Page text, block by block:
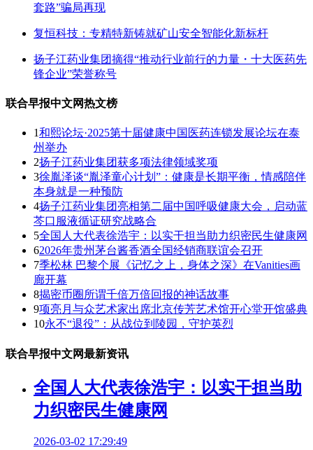
套路”骗局再现
复恒科技：专精特新铸就矿山安全智能化新标杆
扬子江药业集团摘得“推动行业前行的力量・十大医药先
锋企业”荣誉称号
联合早报中文网热文榜
1和熙论坛·2025第十届健康中国医药连锁发展论坛在泰
州举办
2扬子江药业集团获多项法律领域奖项
3徐胤泽谈“胤泽童心计划”：健康是长期平衡，情感陪伴
本身就是一种预防
4扬子江药业集团亮相第二届中国呼吸健康大会，启动蓝
芩口服液循证研究战略合
5全国人大代表徐浩宇：以实干担当助力织密民生健康网
62026年贵州茅台酱香酒全国经销商联谊会召开
7季松林 巴黎个展《记忆之上，身体之深》在Vanities画
廊开幕
8揭密币圈所谓千倍万倍回报的神话故事
9项亮月与众艺术家出席北京传芳艺术馆开心堂开馆盛典
10永不“退役”：从战位到陵园，守护英烈
联合早报中文网最新资讯
全国人大代表徐浩宇：以实干担当助
力织密民生健康网
2026-03-02 17:29:49